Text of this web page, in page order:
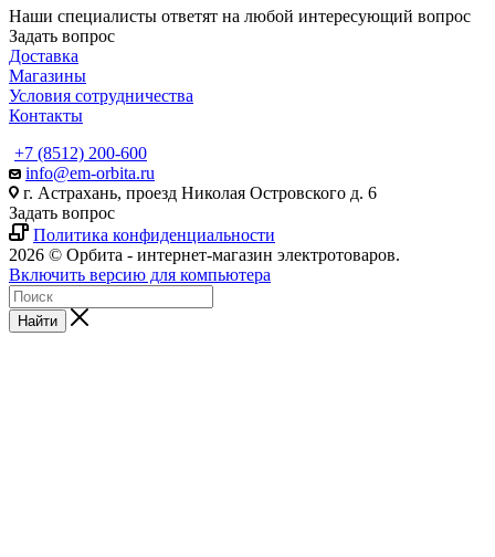
Наши специалисты ответят на любой интересующий вопрос
Задать вопрос
Доставка
Магазины
Условия сотрудничества
Контакты
+7 (8512) 200-600
info@em-orbita.ru
г. Астрахань, проезд Николая Островского д. 6
Задать вопрос
Политика конфиденциальности
2026 © Орбита - интернет-магазин электротоваров.
Включить версию для компьютера
Найти